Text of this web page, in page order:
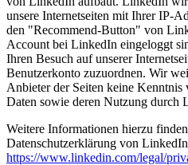
unsere Internetseiten mit Ihrer IP-
den "Recommend-Button" von
Account bei LinkedIn eingeloggt
Ihren Besuch auf unserer
Benutzerkonto zuzuordnen. Wir
Anbieter der Seiten keine Kenntnis
Daten sowie deren Nutzung durch
Weitere Informationen hierzu
Datenschutzerklärung von
https://www.linkedin.com/legal/